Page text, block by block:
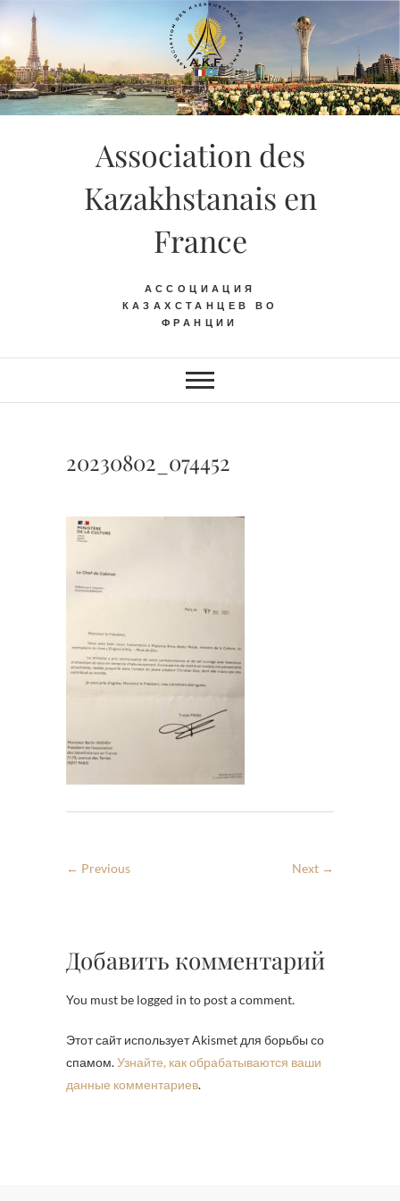
Skip
content
Association des
Kazakhstanais en
France
АССОЦИАЦИЯ
КАЗАХСТАНЦЕВ ВО
ФРАНЦИИ
20230802_074452
← Previous Next →
Добавить комментарий
You must be logged in to post a comment.
Этот сайт использует Akismet для борьбы со
спамом.Узнайте, как обрабатываются ваши
данные комментариев.